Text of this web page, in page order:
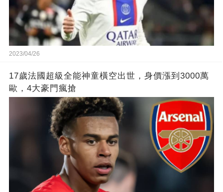
2023/04/26
17歲法國超級全能神童橫空出世，身價漲到3000萬
歐，4大豪門瘋搶